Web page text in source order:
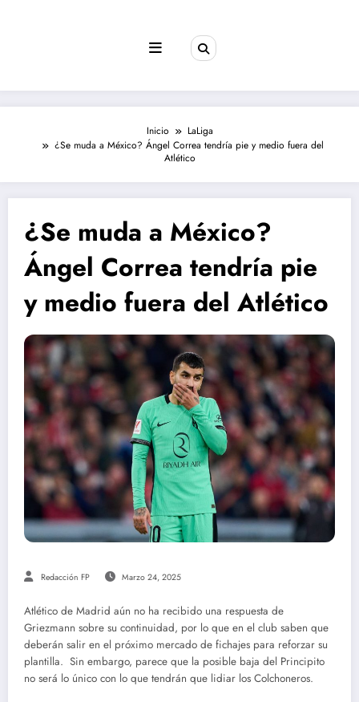
Inicio
LaLiga
¿Se muda a México? Ángel Correa tendría pie y medio fuera del
Atlético
¿Se muda a México?
Ángel Correa tendría pie
y medio fuera del Atlético
Redacción FP Marzo 24, 2025
Atlético de Madrid aún no ha recibido una respuesta de
Griezmann sobre su continuidad, por lo que en el club saben que
deberán salir en el próximo mercado de fichajes para reforzar su
plantilla. Sin embargo, parece que la posible baja del Principito
no será lo único con lo que tendrán que lidiar los Colchoneros.